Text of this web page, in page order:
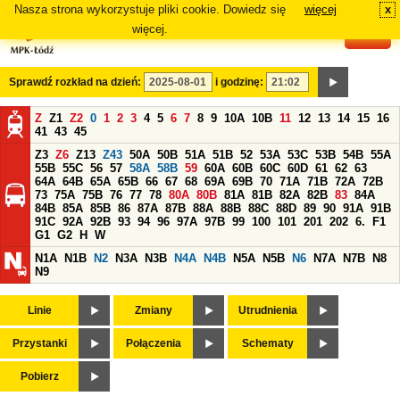
Nasza strona wykorzystuje pliki cookie. Dowiedz się
więcej.
więcej x
Sprawdź rozkład na dzień: i godzinę:
Z Z1 Z2 0 1 2 3 4 5 6 7 8 9 10A 10B 11 12 13 14 15 16
41 43 45
Z3 Z6 Z13 Z43 50A 50B 51A 51B 52 53A 53C 53B 54B 55A
55B 55C 56 57 58A 58B 59 60A 60B 60C 60D 61 62 63
64A 64B 65A 65B 66 67 68 69A 69B 70 71A 71B 72A 72B
73 75A 75B 76 77 78 80A 80B 81A 81B 82A 82B 83 84A
84B 85A 85B 86 87A 87B 88A 88B 88C 88D 89 90 91A 91B
91C 92A 92B 93 94 96 97A 97B 99 100 101 201 202 6.
F1
G1 G2 H
W
N1A
N1B N2 N3A N3B N4A N4B N5A N5B N6 N7A N7B
N8
N9
Linie Zmiany Utrudnienia
Przystanki Połączenia Schematy
Pobierz